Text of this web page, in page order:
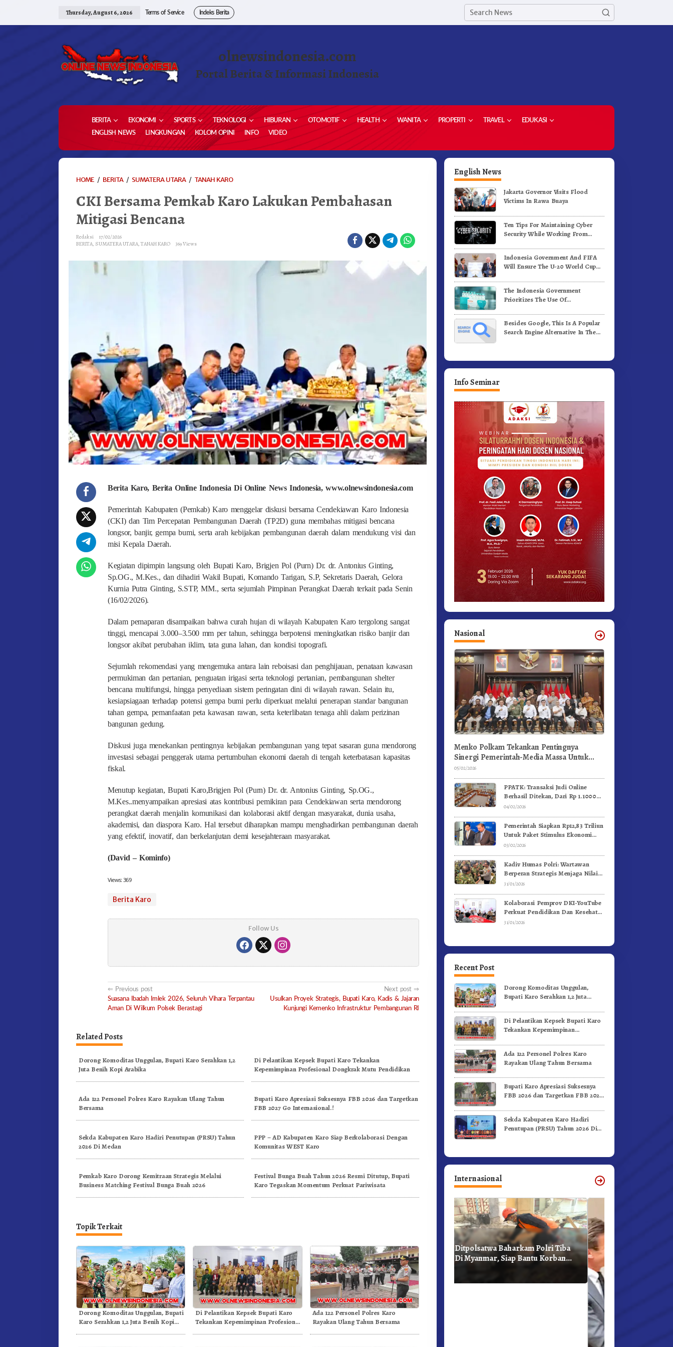
Thursday, August 6, 2026 Terms of Service Indeks Berita
olnewsindonesia.com
Portal Berita & Informasi Indonesia
BERITA EKONOMI SPORTS TEKNOLOGI HIBURAN OTOMOTIF HEALTH WANITA PROPERTI TRAVEL
EDUKASI
ENGLISH NEWS
LINGKUNGAN KOLOM OPINI INFO VIDEO
HOME / BERITA / SUMATERA UTARA / TANAH KAROCKI
PEMKAB
KARO
CKI Bersama Pemkab Karo Lakukan Pembahasan
Mitigasi Bencana
Redaksi
17/02/2026
BERITA, SUMATERA UTARA,TANAH KARO 369 Views
Berita Karo, Berita Online Indonesia Di Online News Indonesia, www.olnewsindonesia.com
Pemerintah Kabupaten (Pemkab) Karo menggelar diskusi bersama Cendekiawan Karo Indonesia
(CKI) dan Tim Percepatan Pembangunan Daerah (TP2D) guna membahas mitigasi bencana
longsor, banjir, gempa bumi, serta arah kebijakan pembangunan daerah dalam mendukung visi dan
misi Kepala Daerah.
Kegiatan dipimpin langsung oleh Bupati Karo, Brigjen Pol (Purn) Dr. dr. Antonius Ginting,
Sp.OG., M.Kes., dan dihadiri Wakil Bupati, Komando Tarigan, S.P, Sekretaris Daerah, Gelora
Kurnia Putra Ginting, S.STP, MM., serta sejumlah Pimpinan Perangkat Daerah terkait pada Senin
(16/02/2026).
Dalam pemaparan disampaikan bahwa curah hujan di wilayah Kabupaten Karo tergolong sangat
tinggi, mencapai 3.000–3.500 mm per tahun, sehingga berpotensi meningkatkan risiko banjir dan
longsor akibat perubahan iklim, tata guna lahan, dan kondisi topografi.
Sejumlah rekomendasi yang mengemuka antara lain reboisasi dan penghijauan, penataan kawasan
permukiman dan pertanian, penguatan irigasi serta teknologi pertanian, pembangunan shelter
bencana multifungsi, hingga penyediaan sistem peringatan dini di wilayah rawan. Selain itu,
kesiapsiagaan terhadap potensi gempa bumi perlu diperkuat melalui penerapan standar bangunan
tahan gempa, pemanfaatan peta kawasan rawan, serta keterlibatan tenaga ahli dalam perizinan
bangunan gedung.
Diskusi juga menekankan pentingnya kebijakan pembangunan yang tepat sasaran guna mendorong
investasi sebagai penggerak utama pertumbuhan ekonomi daerah di tengah keterbatasan kapasitas
fiskal.
Menutup kegiatan, Bupati Karo,Brigjen Pol (Purn) Dr. dr. Antonius Ginting, Sp.OG.,
M.Kes..menyampaikan apresiasi atas kontribusi pemikiran para Cendekiawan serta mendorong
perangkat daerah menjalin komunikasi dan kolaborasi aktif dengan masyarakat, dunia usaha,
akademisi, dan diaspora Karo. Hal tersebut diharapkan mampu menghadirkan pembangunan daerah
yang efektif, inovatif, dan berkelanjutan demi kesejahteraan masyarakat.
(David – Kominfo)
Views: 369
Berita Karo
Follow Us
Post
navigation
Previous post
Suasana Ibadah Imlek 2026, Seluruh Vihara Terpantau
Aman Di Wilkum Polsek Berastagi
Next post
Usulkan Proyek Strategis, Bupati Karo, Kadis & Jajaran
Kunjungi Kemenko Infrastruktur Pembangunan RI
Related Posts
Dorong Komoditas Unggulan, Bupati Karo Serahkan 1,2
Juta Benih Kopi Arabika
Di Pelantikan Kepsek Bupati Karo Tekankan
Kepemimpinan Profesional Dongkrak Mutu Pendidikan
Ada 122 Personel Polres Karo Rayakan Ulang Tahun
Bersama
Bupati Karo Apresiasi Suksesnya FBB 2026 dan Targetkan
FBB 2027 Go Internasional.!
Sekda Kabupaten Karo Hadiri Penutupan (PRSU) Tahun
2026 Di Medan
PPP – AD Kabupaten Karo Siap Berkolaborasi Dengan
Komunitas WEST Karo
Pemkab Karo Dorong Kemitraan Strategis Melalui
Business Matching Festival Bunga Buah 2026
Festival Bunga Buah Tahun 2026 Resmi Ditutup, Bupati
Karo Tegaskan Momentum Perkuat Pariwisata
Topik Terkait
Dorong Komoditas Unggulan, Bupati
Karo Serahkan 1,2 Juta Benih Kopi
Di Pelantikan Kepsek Bupati Karo
Tekankan Kepemimpinan Profesional
Ada 122 Personel Polres Karo
Rayakan Ulang Tahun Bersama
English News
Jakarta Governor Visits Flood
Victims In Rawa Buaya
Ten Tips For Maintaining Cyber
Security While Working From
Indonesia Government And FIFA
Will Ensure The U-20 World Cup
Standards
The Indonesia Government
Prioritizes The Use Of
Vaccines
Besides Google, This Is A Popular
Search Engine Alternative In The
Info Seminar
Nasional
Menko Polkam Tekankan Pentingnya
Sinergi Pemerintah-Media Massa Untuk
Jaga Stabilitas Bangsa
05/02/2026
PPATK: Transaksi Judi Online
Berhasil Ditekan, Dari Rp 1.1000
Triliun Menjadi Rp 268 Triliun
04/02/2026
Pemerintah Siapkan Rp12,83 Triliun
Untuk Paket Stimulus Ekonomi
Kuartal I-2026
03/02/2026
Kadiv Humas Polri: Wartawan
Berperan Strategis Menjaga Nilai
Kebangsaan, Demokrasi, dan NKRI
31/01/2026
Kolaborasi Pemprov DKI-YouTube
Perkuat Pendidikan Dan Kesehatan
Mental
31/01/2026
Recent Post
Dorong Komoditas Unggulan,
Bupati Karo Serahkan 1,2 Juta
Di Pelantikan Kepsek Bupati Karo
Tekankan Kepemimpinan
Pendidikan
Ada 122 Personel Polres Karo
Rayakan Ulang Tahun Bersama
Bupati Karo Apresiasi Suksesnya
FBB 2026 dan Targetkan FBB 2027
Sekda Kabupaten Karo Hadiri
Penutupan (PRSU) Tahun 2026 Di
Internasional
Ditpolsatwa Baharkam Polri Tiba
Di Myanmar, Siap Bantu Korban
Gempa Myanmar